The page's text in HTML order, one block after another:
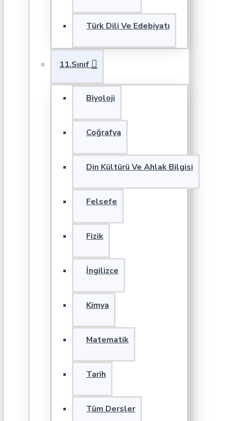
Türk Dili Ve Edebiyatı
11.Sınıf
Biyoloji
Coğrafya
Din Kültürü Ve Ahlak Bilgisi
Felsefe
Fizik
İngilizce
Kimya
Matematik
Tarih
Tüm Dersler